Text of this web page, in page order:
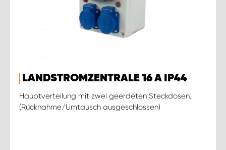
LANDSTROMZENTRALE 16 A IP44
Hauptverteilung mit zwei geerdeten Steckdosen.
(Rücknahme/Umtausch ausgeschlossen)